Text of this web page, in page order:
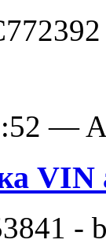
—
VIN
-